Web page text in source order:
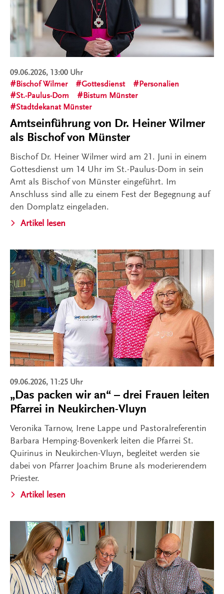
09.06.2026, 13:00 Uhr
Bischof Wilmer
Gottesdienst
Personalien
St.-Paulus-Dom
Bistum Münster
Stadtdekanat Münster
Amtseinführung von Dr. Heiner Wilmer
als Bischof von Münster
Bischof Dr. Heiner Wilmer wird am 21. Juni in einem
Gottesdienst um 14 Uhr im St.-Paulus-Dom in sein
Amt als Bischof von Münster eingeführt. Im
Anschluss sind alle zu einem Fest der Begegnung auf
den Domplatz eingeladen.
Artikel lesen
09.06.2026, 11:25 Uhr
„Das packen wir an“ – drei Frauen leiten
Pfarrei in Neukirchen-Vluyn
Veronika Tarnow, Irene Lappe und Pastoralreferentin
Barbara Hemping-Bovenkerk leiten die Pfarrei St.
Quirinus in Neukirchen-Vluyn, begleitet werden sie
dabei von Pfarrer Joachim Brune als moderierendem
Priester.
Artikel lesen